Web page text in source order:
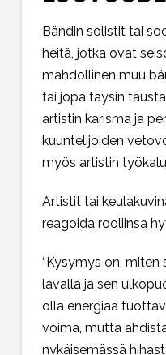
Bändin solistit tai
heitä, jotka ovat
mahdollinen muu
tai jopa täysin
artistin karisma ja
kuuntelijoiden
myös artistin
Artistit tai
reagoida rooliinsa
“Kysymys on, miten
lavalla ja sen
olla energiaa
voima, mutta
nykäisemässä